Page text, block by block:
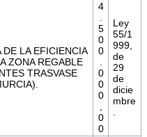
DE LA EFICIENCIA
ZONA REGABLE
TRASVASE
4
.
5
0
0
.
0
0
0
,
0
0
Ley
55/1
999,
de
29
de
dicie
mbre
.